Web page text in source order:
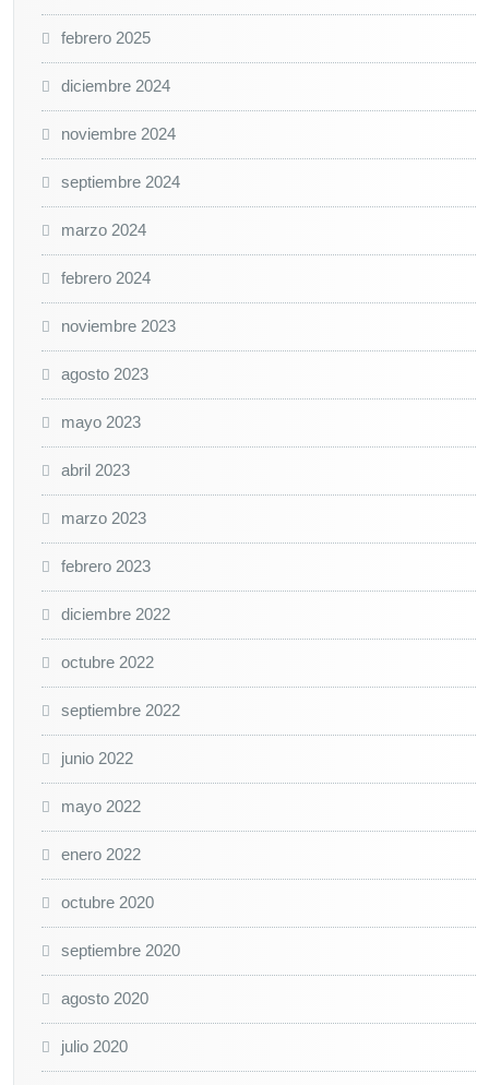
febrero 2025
diciembre 2024
noviembre 2024
septiembre 2024
marzo 2024
febrero 2024
noviembre 2023
agosto 2023
mayo 2023
abril 2023
marzo 2023
febrero 2023
diciembre 2022
octubre 2022
septiembre 2022
junio 2022
mayo 2022
enero 2022
octubre 2020
septiembre 2020
agosto 2020
julio 2020